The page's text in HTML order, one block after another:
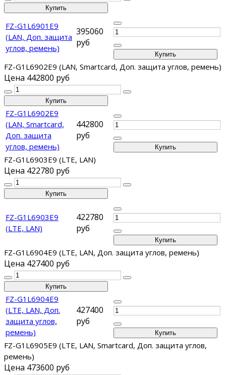
FZ-G1L6901E9
(LAN, Доп. защита
углов, ремень)
395060
руб
FZ-G1L6902E9 (LAN, Smartcard, Доп. защита углов, ремень)
Цена 442800 руб
FZ-G1L6902E9
(LAN, Smartcard,
Доп. защита
углов, ремень)
442800
руб
FZ-G1L6903E9 (LTE, LAN)
Цена 422780 руб
FZ-G1L6903E9
(LTE, LAN)
422780
руб
FZ-G1L6904E9 (LTE, LAN, Доп. защита углов, ремень)
Цена 427400 руб
FZ-G1L6904E9
(LTE, LAN, Доп.
защита углов,
ремень)
427400
руб
FZ-G1L6905E9 (LTE, LAN, Smartcard, Доп. защита углов,
ремень)
Цена 473600 руб